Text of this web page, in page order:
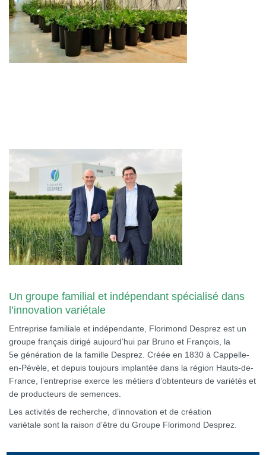
Un groupe familial et indépendant spécialisé dans
l’innovation variétale
Entreprise familiale et indépendante, Florimond Desprez est un
groupe français dirigé aujourd’hui par Bruno et François, la
5e génération de la famille Desprez. Créée en 1830 à Cappelle-
en-Pévèle, et depuis toujours implantée dans la région Hauts-de-
France, l’entreprise exerce les métiers d’obtenteurs de variétés et
de producteurs de semences.
Les activités de recherche, d’innovation et de création
variétale sont la raison d’être du Groupe Florimond Desprez.